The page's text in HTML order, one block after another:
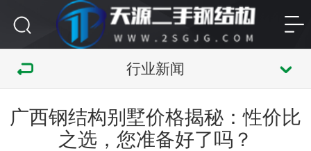
行业新闻
广西钢结构别墅价格揭秘：性价比
之选，您准备好了吗？